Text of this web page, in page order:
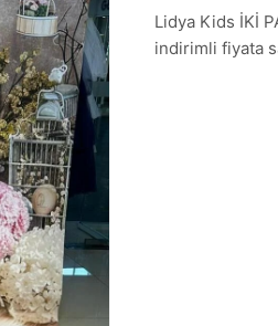
Lidya Kids İKİ
indirimli fiyata